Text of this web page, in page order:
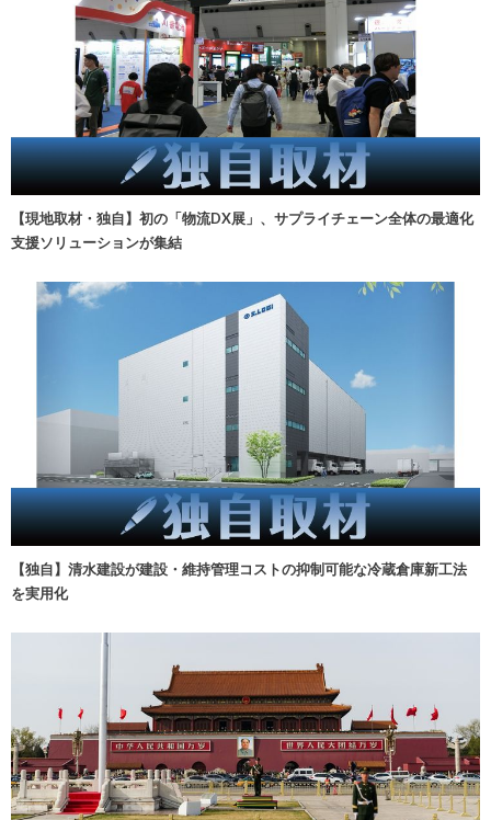
【現地取材・独自】初の「物流DX展」、サプライチェーン全体の最適化
支援ソリューションが集結
【独自】清水建設が建設・維持管理コストの抑制可能な冷蔵倉庫新工法
を実用化